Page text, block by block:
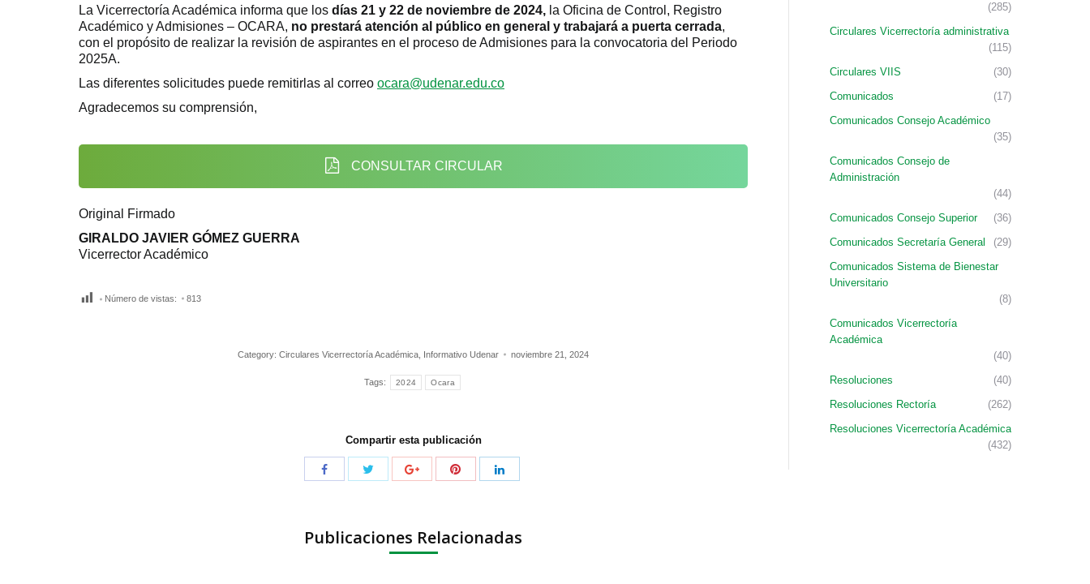
La Vicerrectoría Académica informa que los días 21 y 22 de noviembre de 2024, la Oficina de Control, Registro
Académico y Admisiones – OCARA, no prestará atención al público en general y trabajará a puerta cerrada,
con el propósito de realizar la revisión de aspirantes en el proceso de Admisiones para la convocatoria del Periodo
2025A.
Las diferentes solicitudes puede remitirlas al correo ocara@udenar.edu.co
Agradecemos su comprensión,
CONSULTAR CIRCULAR
Original Firmado
GIRALDO JAVIER GÓMEZ GUERRA
Vicerrector Académico
Número de vistas: 813
Category: Circulares Vicerrectoría Académica Informativo Udenar noviembre 21, 2024
Tags: 2024 Ocara
Compartir esta publicación
Publicaciones Relacionadas
(285)
Circulares Vicerrectoría administrativa
(115)
Circulares VIIS
(30)
Comunicados
(17)
Comunicados Consejo Académico
(35)
Comunicados Consejo de
Administración
(44)
Comunicados Consejo Superior
(36)
Comunicados Secretaría General
(29)
Comunicados Sistema de Bienestar
Universitario
(8)
Comunicados Vicerrectoría
Académica
(40)
Resoluciones
(40)
Resoluciones Rectoría
(262)
Resoluciones Vicerrectoría Académica
(432)